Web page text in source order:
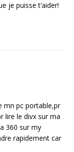
je puisse t’aider!
mn pc portable,pr
lire le divx sur ma
360 sur my
rapidement car